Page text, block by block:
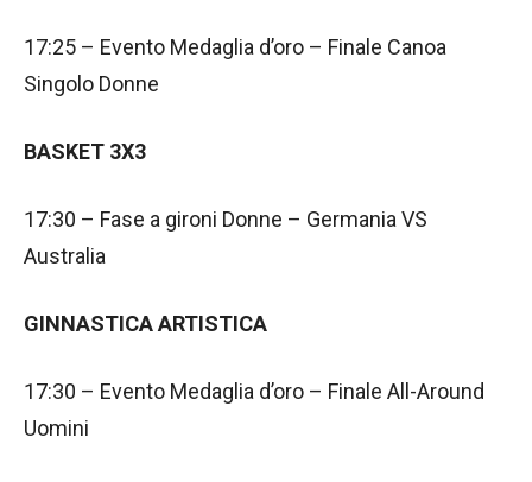
17:25 – Evento Medaglia d’oro – Finale Canoa
Singolo Donne
BASKET 3X3
17:30 – Fase a gironi Donne – Germania VS
Australia
GINNASTICA ARTISTICA
17:30 – Evento Medaglia d’oro – Finale All-Around
Uomini